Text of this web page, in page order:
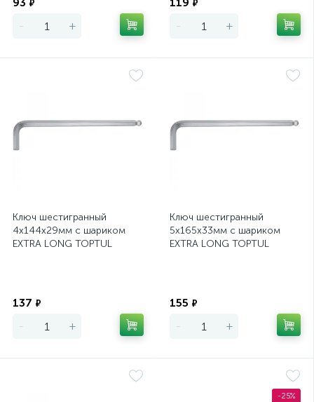
₽
- +
₽
- +
Ключ шестигранный
4х144х29мм с шариком
EXTRA LONG TOPTUL
137 ₽
- +
Ключ шестигранный
5х165х33мм с шариком
EXTRA LONG TOPTUL
155 ₽
- +
-25%